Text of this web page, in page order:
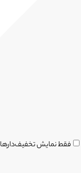
فقط نمایش تخفیف‌دارها